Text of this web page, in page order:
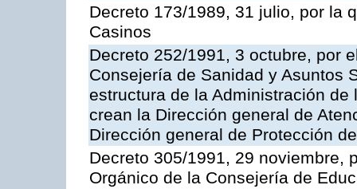
Decreto 173/1989, 31 julio, por la
Casinos
Decreto 252/1991, 3 octubre, por
Consejería de Sanidad y Asuntos
estructura de la Administración
crean la Dirección general de
Dirección general de Protección
Decreto 305/1991, 29 noviembre,
Orgánico de la Consejería de